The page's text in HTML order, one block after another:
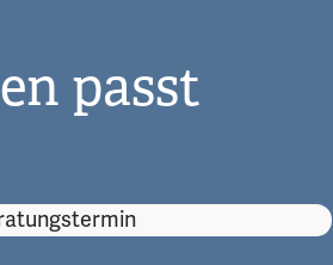
passt